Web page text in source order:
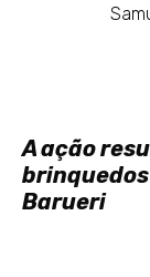
A ação
Barueri